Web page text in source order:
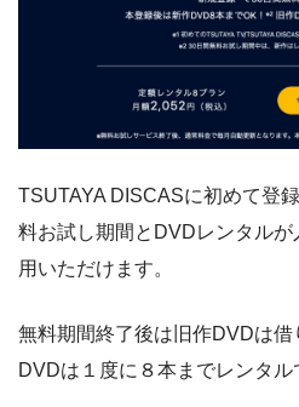
TSUTAYA DISCASに初めて登
料お試し期間とDVDレンタルが
用いただけます。
無料期間終了後は旧作DVDは
DVDは１度に８本までレンタル